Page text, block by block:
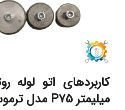
میلیمتر P75 مدل ترموستاتیک ۱۰۹۹۸۱۸